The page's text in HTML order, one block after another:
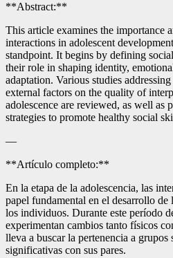
**Abstract:**
This article examines the importance
interactions in adolescent
standpoint. It begins by defining
their role in shaping identity,
adaptation. Various studies
external factors on the quality of
adolescence are reviewed, as well as
strategies to promote healthy social
—
**Artículo completo:**
En la etapa de la adolescencia, las
papel fundamental en el desarrollo
los individuos. Durante este período
experimentan cambios tanto físicos
lleva a buscar la pertenencia a
significativas con sus pares.